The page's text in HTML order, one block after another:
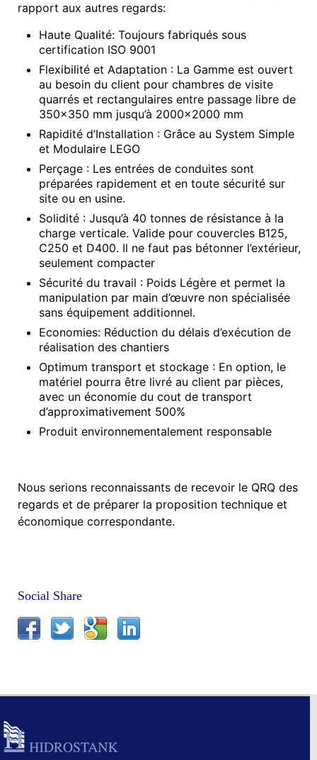
rapport aux autres regards:
Haute Qualité: Toujours fabriqués sous
certification ISO 9001
Flexibilité et Adaptation : La Gamme est ouvert
au besoin du client pour chambres de visite
quarrés et rectangulaires entre passage libre de
350×350 mm jusqu’à 2000×2000 mm
Rapidité d’Installation : Grâce au System Simple
et Modulaire LEGO
Perçage : Les entrées de conduites sont
préparées rapidement et en toute sécurité sur
site ou en usine.
Solidité : Jusqu’à 40 tonnes de résistance à la
charge verticale. Valide pour couvercles B125,
C250 et D400. Il ne faut pas bétonner l’extérieur,
seulement compacter
Sécurité du travail : Poids Légère et permet la
manipulation par main d’œuvre non spécialisée
sans équipement additionnel.
Economies: Réduction du délais d’exécution de
réalisation des chantiers
Optimum transport et stockage : En option, le
matériel pourra être livré au client par pièces,
avec un économie du cout de transport
d’approximativement 500%
Produit environnementalement responsable
Nous serions reconnaissants de recevoir le QRQ des
regards et de préparer la proposition technique et
économique correspondante.
Social Share